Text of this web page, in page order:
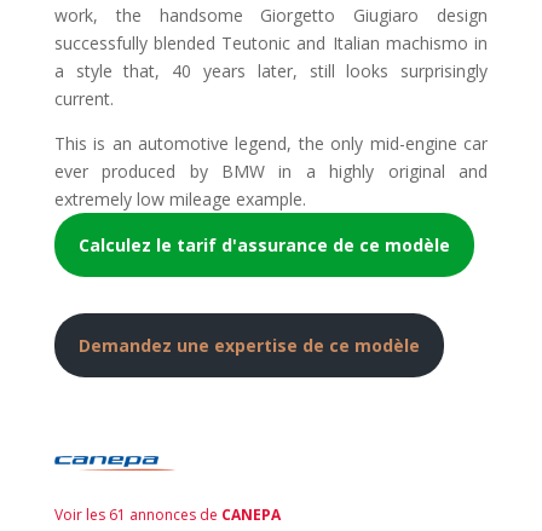
work, the handsome Giorgetto Giugiaro design
successfully blended Teutonic and Italian machismo in
a style that, 40 years later, still looks surprisingly
current.
This is an automotive legend, the only mid-engine car
ever produced by BMW in a highly original and
extremely low mileage example.
Calculez le tarif d'assurance de ce modèle
Demandez une expertise de ce modèle
Voir les 61 annonces de CANEPA